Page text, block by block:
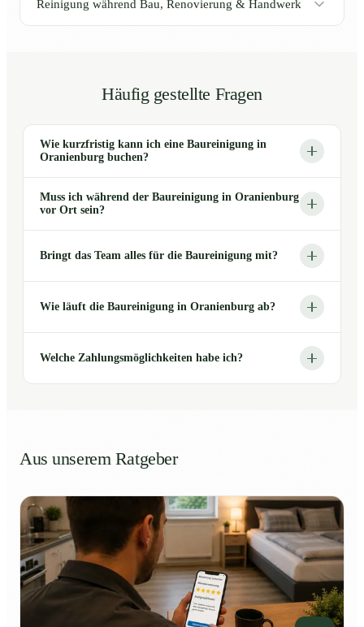
Reinigung während Bau, Renovierung & Handwerk
Häufig gestellte Fragen
Wie kurzfristig kann ich eine Baureinigung in
Oranienburg buchen?
Muss ich während der Baureinigung in Oranienburg
vor Ort sein?
Bringt das Team alles für die Baureinigung mit?
Wie läuft die Baureinigung in Oranienburg ab?
Welche Zahlungsmöglichkeiten habe ich?
Aus unserem Ratgeber